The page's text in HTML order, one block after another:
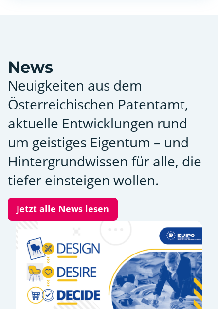
News
Neuigkeiten aus dem
Österreichischen Patentamt,
aktuelle Entwicklungen rund
um geistiges Eigentum – und
Hintergrundwissen für alle, die
tiefer einsteigen wollen.
Jetzt alle News lesen